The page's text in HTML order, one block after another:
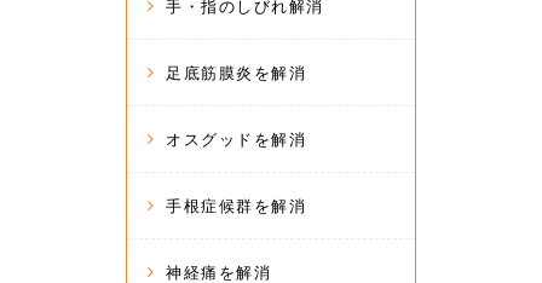
手・指のしびれ解消
足底筋膜炎を解消
オスグッドを解消
手根症候群を解消
神経痛を解消